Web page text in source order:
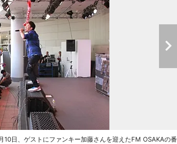
日、ゲストにファンキー加藤さんを迎えたFM OSAKAの番